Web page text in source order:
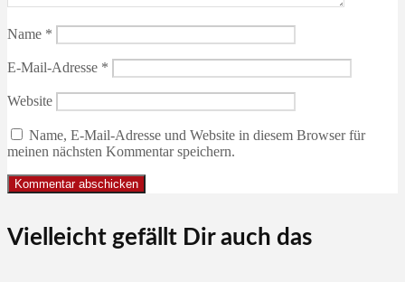
Name *
E-Mail-Adresse *
Website
Name, E-Mail-Adresse und Website in diesem Browser für
meinen nächsten Kommentar speichern.
Vielleicht gefällt Dir auch das